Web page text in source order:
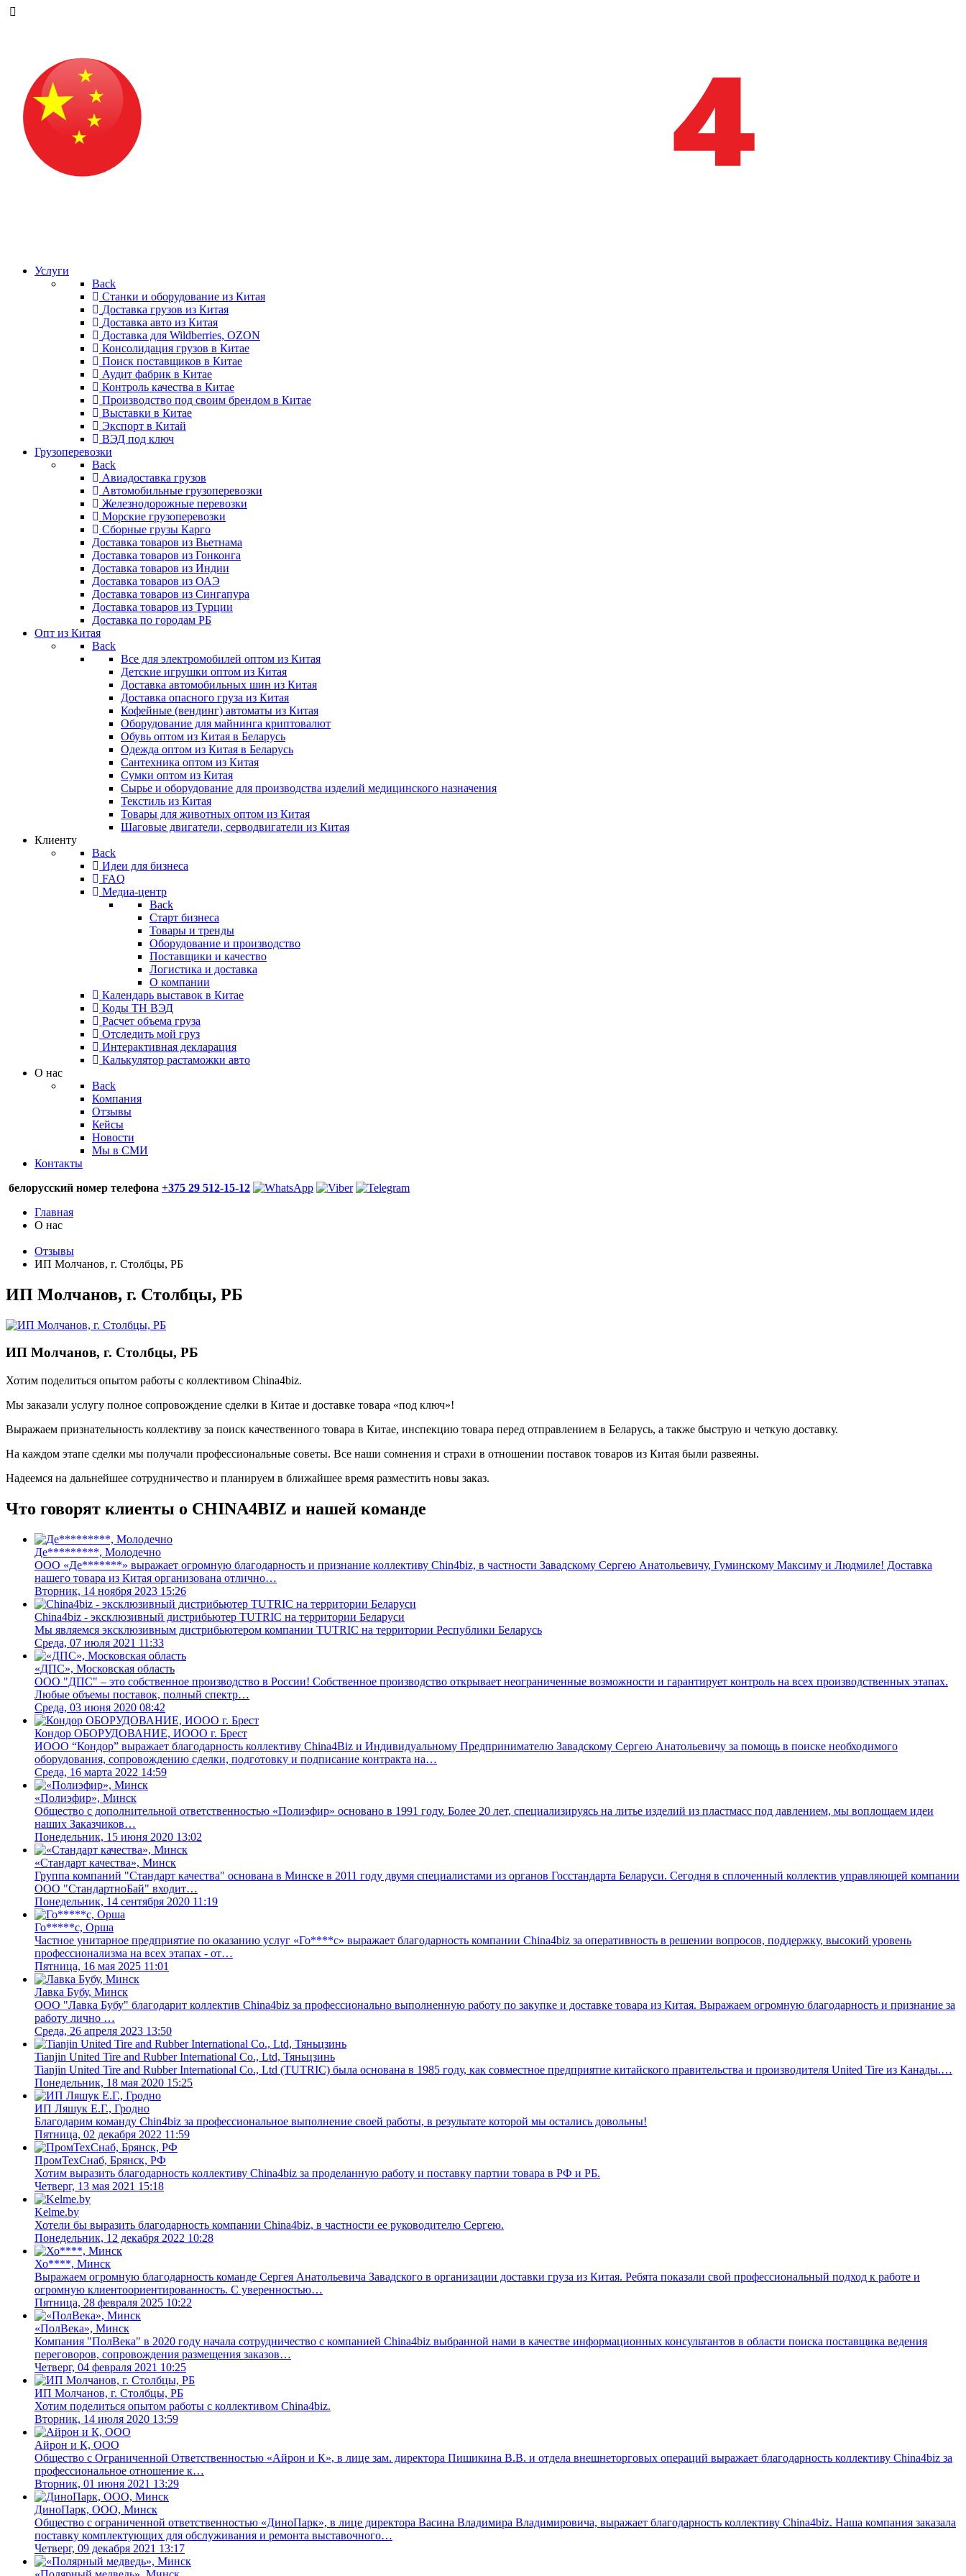
Услуги
Back
Станки и оборудование из Китая
Доставка грузов из Китая
Доставка авто из Китая
Доставка для Wildberries, OZON
Консолидация грузов в Китае
Поиск поставщиков в Китае
Аудит фабрик в Китае
Контроль качества в Китае
Производство под своим брендом в Китае
Выставки в Китае
Экспорт в Китай
ВЭД под ключ
Грузоперевозки
Back
Авиадоставка грузов
Автомобильные грузоперевозки
Железнодорожные перевозки
Морские грузоперевозки
Сборные грузы Карго
Доставка товаров из Вьетнама
Доставка товаров из Гонконга
Доставка товаров из Индии
Доставка товаров из ОАЭ
Доставка товаров из Сингапура
Доставка товаров из Турции
Доставка по городам РБ
Опт из Китая
Back
Все для электромобилей оптом из Китая
Детские игрушки оптом из Китая
Доставка автомобильных шин из Китая
Доставка опасного груза из Китая
Кофейные (вендинг) автоматы из Китая
Оборудование для майнинга криптовалют
Обувь оптом из Китая в Беларусь
Одежда оптом из Китая в Беларусь
Сантехника оптом из Китая
Сумки оптом из Китая
Сырье и оборудование для производства изделий медицинского назначения
Текстиль из Китая
Товары для животных оптом из Китая
Шаговые двигатели, серводвигатели из Китая
Клиенту
Back
Идеи для бизнеса
FAQ
Медиа-центр
Back
Старт бизнеса
Товары и тренды
Оборудование и производство
Поставщики и качество
Логистика и доставка
О компании
Календарь выставок в Китае
Коды ТН ВЭД
Расчет объема груза
Отследить мой груз
Интерактивная декларация
Калькулятор растаможки авто
О нас
Back
Компания
Отзывы
Кейсы
Новости
Мы в СМИ
Контакты
белорусский номер телефона +375 29 512-15-12
Главная
О нас
Отзывы
ИП Молчанов, г. Столбцы, РБ
ИП Молчанов, г. Столбцы, РБ
ИП Молчанов, г. Столбцы, РБ
Хотим поделиться опытом работы с коллективом China4biz.
Мы заказали услугу полное сопровождение сделки в Китае и доставке товара «под ключ»!
Выражаем признательность коллективу за поиск качественного товара в Китае, инспекцию товара перед отправлением в Беларусь, а также быструю и четкую доставку.
На каждом этапе сделки мы получали профессиональные советы. Все наши сомнения и страхи в отношении поставок товаров из Китая были развеяны.
Надеемся на дальнейшее сотрудничество и планируем в ближайшее время разместить новы заказ.
Что говорят клиенты о CHINA4BIZ и нашей команде
Де*********, Молодечно
ООО «Де*******» выражает огромную благодарность и признание коллективу Chin4biz, в частности Завадcкому Сергею Анатольевичу, Гуминскому Максиму и Людмиле! Доставка
нашего товара из Китая организована отлично…
Вторник, 14 ноября 2023 15:26
China4biz - эксклюзивный дистрибьютер TUTRIC на территории Беларуси
Мы являемся эксклюзивным дистрибьютером компании TUTRIC на территории Республики Беларусь
Среда, 07 июля 2021 11:33
«ДПС», Московская область
ООО "ДПС" – это собственное производство в России! Собственное производство открывает неограниченные возможности и гарантирует контроль на всех производственных этапах.
Любые объемы поставок, полный спектр…
Среда, 03 июня 2020 08:42
Кондор ОБОРУДОВАНИЕ, ИООО г. Брест
ИООО “Кондор” выражает благодарность коллективу China4Biz и Индивидуальному Предпринимателю Завадскому Сергею Анатольевичу за помощь в поиске необходимого
оборудования, сопровождению сделки, подготовку и подписание контракта на…
Среда, 16 марта 2022 14:59
«Полиэфир», Минск
Общество с дополнительной ответственностью «Полиэфир» основано в 1991 году. Более 20 лет, специализируясь на литье изделий из пластмасс под давлением, мы воплощаем идеи
наших Заказчиков…
Понедельник, 15 июня 2020 13:02
«Стандарт качества», Минск
Группа компаний "Стандарт качества" основана в Минске в 2011 году двумя специалистами из органов Госстандарта Беларуси. Сегодня в сплоченный коллектив управляющей компании
ООО "СтандартноБай" входит…
Понедельник, 14 сентября 2020 11:19
Го*****с, Орша
Частное унитарное предприятие по оказанию услуг «Го****с» выражает благодарность компании China4biz за оперативность в решении вопросов, поддержку, высокий уровень
профессионализма на всех этапах - от…
Пятница, 16 мая 2025 11:01
Лавка Бубу, Минск
ООО "Лавка Бубу" благодарит коллектив China4biz за профессионально выполненную работу по закупке и доставке товара из Китая. Выражаем огромную благодарность и признание за
работу лично …
Среда, 26 апреля 2023 13:50
Tianjin United Tire and Rubber International Co., Ltd, Тяньцзинь
Tianjin United Tire and Rubber International Co., Ltd (TUTRIC) была основана в 1985 году, как совместное предприятие китайского правительства и производителя United Tire из Канады.…
Понедельник, 18 мая 2020 15:25
ИП Ляшук Е.Г., Гродно
Благодарим команду Сhin4biz за профессиональное выполнение своей работы, в результате которой мы остались довольны!
Пятница, 02 декабря 2022 11:59
ПромТехСнаб, Брянск, РФ
Хотим выразить благодарность коллективу China4biz за проделанную работу и поставку партии товара в РФ и РБ.
Четверг, 13 мая 2021 15:18
Kelme.by
Хотели бы выразить благодарность компании Сhina4biz, в частности ее руководителю Сергею.
Понедельник, 12 декабря 2022 10:28
Хо****, Минск
Выражаем огромную благодарность команде Сергея Анатольевича Завадского в организации доставки груза из Китая. Ребята показали свой профессиональный подход к работе и
огромную клиентоориентированность. С уверенностью…
Пятница, 28 февраля 2025 10:22
«ПолВека», Минск
Компания "ПолВека" в 2020 году начала сотрудничество с компанией China4biz выбранной нами в качестве информационных консультантов в области поиска поставщика ведения
переговоров, сопровождения размещения заказов…
Четверг, 04 февраля 2021 10:25
ИП Молчанов, г. Столбцы, РБ
Хотим поделиться опытом работы с коллективом China4biz.
Вторник, 14 июля 2020 13:59
Айрон и К, ООО
Общество с Ограниченной Ответственностью «Айрон и К», в лице зам. директора Пишикина В.В. и отдела внешнеторговых операций выражает благодарность коллективу China4biz за
профессиональное отношение к…
Вторник, 01 июня 2021 13:29
ДиноПарк, ООО, Минск
Общество с ограниченной ответственностью «ДиноПарк», в лице директора Васина Владимира Владимировича, выражает благодарность коллективу China4biz. Наша компания заказала
поставку комплектующих для обслуживания и ремонта выставочного…
Четверг, 09 декабря 2021 13:17